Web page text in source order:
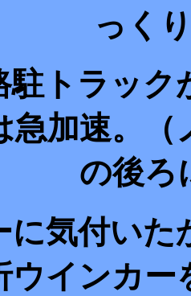
っく
駐トラック
急加速。
の後ろ
に気付い
ウインカ